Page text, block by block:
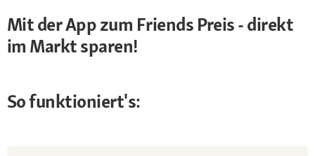
Mit der App zum Friends Preis - direkt
im Markt sparen!
So funktioniert's: